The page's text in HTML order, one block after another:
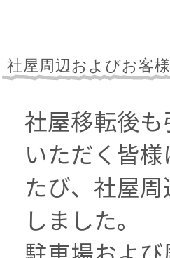
社屋周辺およびお客
社屋移転後
いただく皆
たび、社屋
しました。